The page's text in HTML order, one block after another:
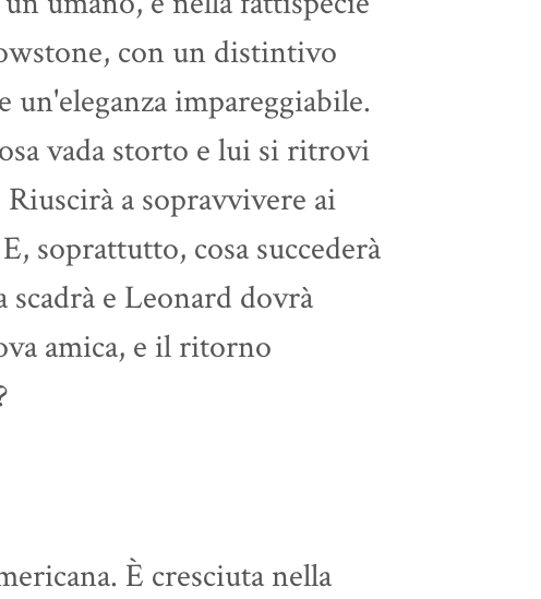
con un distintivo
impareggiabile.
vada storto e lui si ritrovi
a sopravvivere ai
soprattutto, cosa succederà
e Leonard dovrà
amica, e il ritorno
È cresciuta nella